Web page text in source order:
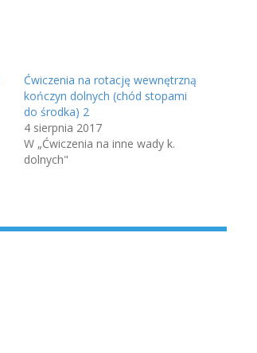
Ćwiczenia na rotację wewnętrzną
kończyn dolnych (chód stopami
do środka) 2
4 sierpnia 2017
W „Ćwiczenia na inne wady k.
dolnych"